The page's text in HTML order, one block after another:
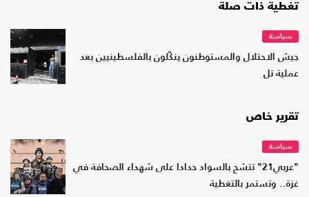
تغطية ذات صلة
سياسة
جيش الاحتلال والمستوطنون ينكّلون بالفلسطينيين بعد
عملية تل
تقرير خاص
سياسة
"عربي21" تتشح بالسواد حدادا على شهداء الصحافة في
غزة.. وتستمر بالتغطية